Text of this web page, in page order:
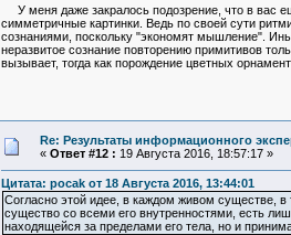
У меня даже закралось подозрение, что в вас
симметричные картинки. Ведь по своей сути
сознаниями, поскольку "экономят мышление".
неразвитое сознание повторению примитивов
вызывает, тогда как порождение цветных
Re: Результаты информационного
« Ответ #12 : 19 Августа 2016, 18:57:17 »
Цитата: pocak от 18 Августа 2016, 13:44:01
Согласно этой идее, в каждом живом существе,
существо со всеми его внутренностями, есть
находящейся за пределами его тела, но и